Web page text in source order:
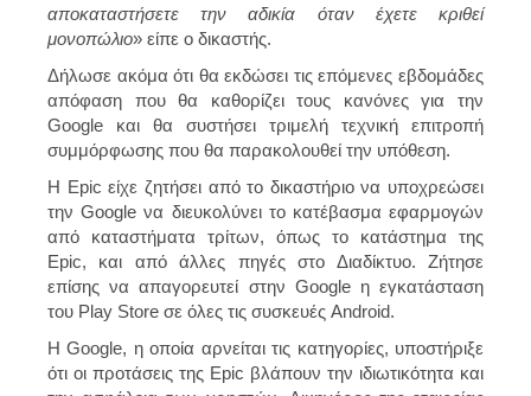
αποκαταστήσετε την αδικία όταν έχετε κριθεί
μονοπώλιο» είπε ο δικαστής.
Δήλωσε ακόμα ότι θα εκδώσει τις επόμενες εβδομάδες
απόφαση που θα καθορίζει τους κανόνες για την
Google και θα συστήσει τριμελή τεχνική επιτροπή
συμμόρφωσης που θα παρακολουθεί την υπόθεση.
Η Epic είχε ζητήσει από το δικαστήριο να υποχρεώσει
την Google να διευκολύνει το κατέβασμα εφαρμογών
από καταστήματα τρίτων, όπως το κατάστημα της
Epic, και από άλλες πηγές στο Διαδίκτυο. Ζήτησε
επίσης να απαγορευτεί στην Google η εγκατάσταση
του Play Store σε όλες τις συσκευές Android.
H Google, η οποία αρνείται τις κατηγορίες, υποστήριξε
ότι οι προτάσεις της Epic βλάπουν την ιδιωτικότητα και